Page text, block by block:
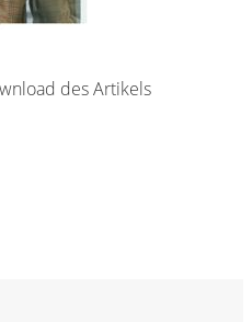
des Artikels